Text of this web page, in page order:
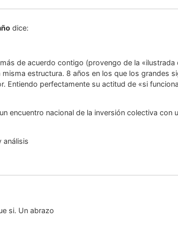
dice:
de acuerdo contigo (provengo de la
estructura. 8 años en los que los grandes
Entiendo perfectamente su actitud de «si
encuentro nacional de la inversión colectiva con
análisis
si. Un abrazo